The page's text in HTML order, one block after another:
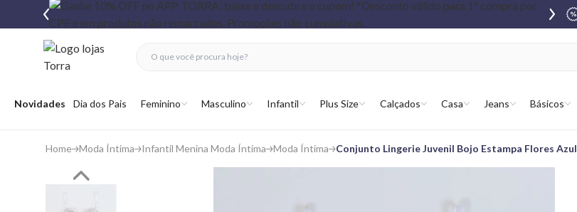
Abrir menu
Novidades Dia dos Pais Feminino Masculino Infantil Plus Size Calçados Casa Jeans Básicos
fechar menu
fechar menu
favoritos
Home Moda Íntima Infantil Menina Moda Íntima Moda Íntima Conjunto Lingerie Juvenil Bojo Estampa Flores Azul